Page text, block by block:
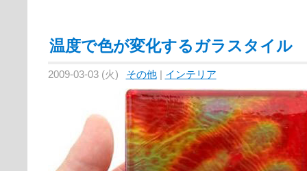
温度で色が変化するガラスタイル
2009-03-03 (火) その他| インテリア